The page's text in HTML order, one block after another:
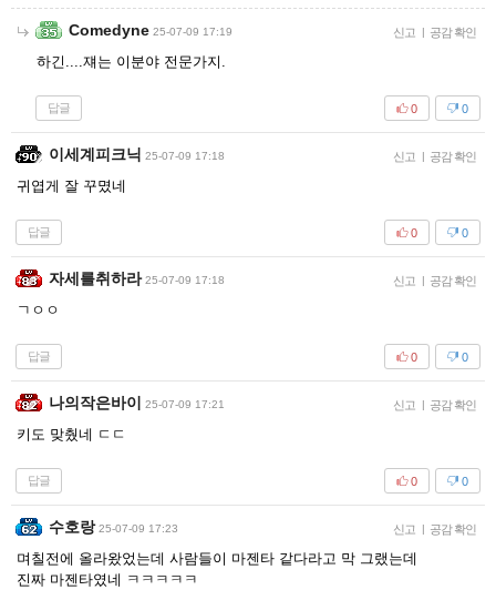
Comedyne 25-07-09 17:19 신고 공감 확인
하긴....쟤는 이분야 전문가지.
답글 0
0
이세계피크닉 25-07-09 17:18 신고 공감 확인
귀엽게 잘 꾸몄네
답글 0
0
자세를취하라 25-07-09 17:18 신고 공감 확인
ㄱㅇㅇ
답글 0
0
나의작은바이 25-07-09 17:21 신고 공감 확인
키도 맞췄네 ㄷㄷ
답글 0
0
수호랑 25-07-09 17:23 신고 공감 확인
며칠전에 올라왔었는데 사람들이 마젠타 같다라고 막 그랬는데
진짜 마젠타였네 ㅋㅋㅋㅋㅋ